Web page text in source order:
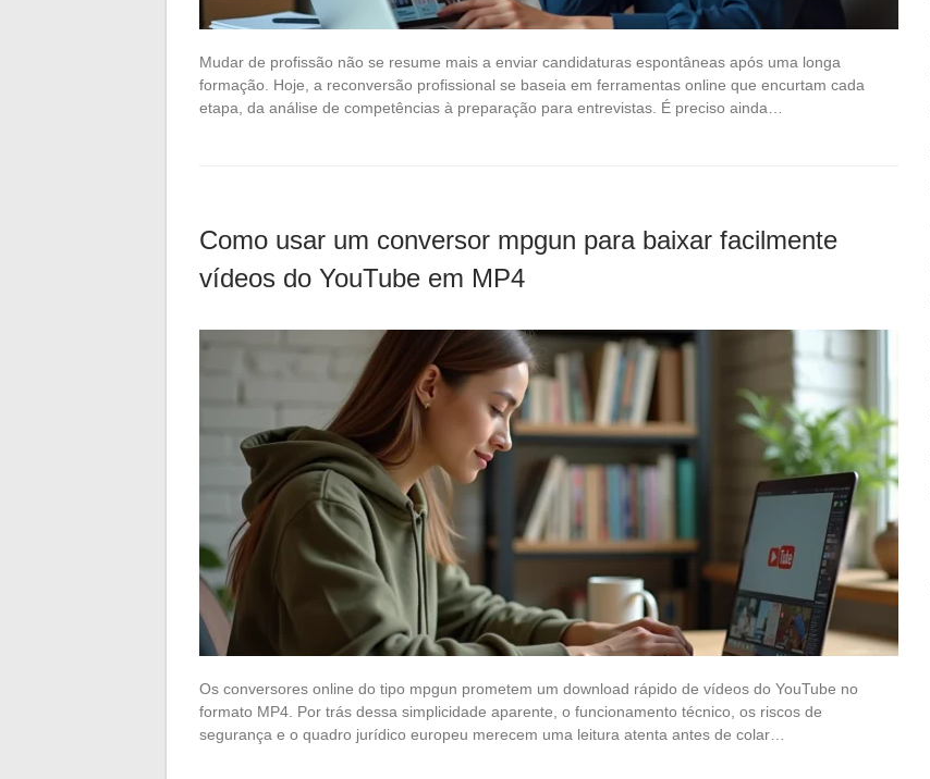
Mudar de profissão não se resume mais a enviar candidaturas espontâneas após uma longa
formação. Hoje, a reconversão profissional se baseia em ferramentas online que encurtam cada
etapa, da análise de competências à preparação para entrevistas. É preciso ainda…
Como usar um conversor mpgun para baixar facilmente
vídeos do YouTube em MP4
Os conversores online do tipo mpgun prometem um download rápido de vídeos do YouTube no
formato MP4. Por trás dessa simplicidade aparente, o funcionamento técnico, os riscos de
segurança e o quadro jurídico europeu merecem uma leitura atenta antes de colar…